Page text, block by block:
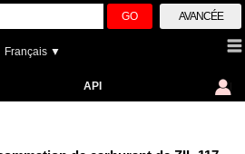
GO AVANCÉE
Français ▼
API